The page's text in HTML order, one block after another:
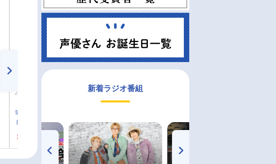
2026年10月 上旬 発売予定
等分の花嫁＊ アクリルスタン
ド＜花めく彼女と春のひと口
￥1,980
2026年10月 上旬 発売予定
【グッズ-スタンドポップ】五
ド＜花めく彼女と春のひと口
五月＞
￥1,980
新着ラジオ番組